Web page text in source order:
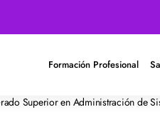
Formación Profesional
Superior en Administración de